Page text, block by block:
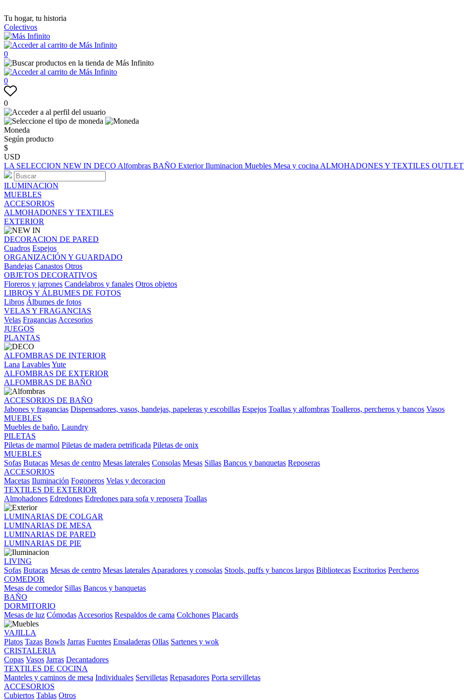
Tu hogar, tu historia
Colectivos
0
0
0
Moneda
Según producto
$
USD
LA SELECCION NEW IN DECO Alfombras BAÑO ExteriorIluminacion Muebles Mesa y cocina ALMOHADONES Y TEXTILES OUTLET
ILUMINACION
MUEBLES
ACCESORIOS
ALMOHADONES Y TEXTILES
EXTERIOR
DECORACION DE PARED
Cuadros Espejos
ORGANIZACIÓN Y GUARDADO
Bandejas Canastos Otros
OBJETOS DECORATIVOS
Floreros y jarrones Candelabros y fanales Otros objetos
LIBROS Y ÁLBUMES DE FOTOS
Libros Álbumes de fotos
VELAS Y FRAGANCIAS
Velas Fragancias Accesorios
JUEGOS
PLANTAS
ALFOMBRAS DE INTERIOR
Lana LavablesYute
ALFOMBRAS DE EXTERIOR
ALFOMBRAS DE BAÑO
ACCESORIOS DE BAÑO
Jabones y fragancias Dispensadores, vasos, bandejas, papeleras y escobillas Espejos Toallas y alfombras Toalleros, percheros y bancos Vasos
MUEBLES
Muebles de baño. Laundry
PILETAS
Piletas de marmol Piletas de madera petrificada Piletas de onix
MUEBLES
Sofas Butacas Mesas de centro Mesas laterales Consolas Mesas Sillas Bancos y banquetas Reposeras
ACCESORIOS
Macetas Iluminación Fogoneros Velas y decoracion
TEXTILES DE EXTERIOR
Almohadones Edredones Edredones para sofa y reposera Toallas
LUMINARIAS DE COLGAR
LUMINARIAS DE MESA
LUMINARIAS DE PARED
LUMINARIAS DE PIE
LIVING
Sofas Butacas Mesas de centro Mesas laterales Aparadores y consolas Stools, puffs y bancos largos Bibliotecas Escritorios Percheros
COMEDOR
Mesas de comedor Sillas Bancos y banquetas
BAÑO
DORMITORIO
Mesas de luz Cómodas Accesorios Respaldos de cama Colchones Placards
VAJILLA
Platos Tazas Bowls Jarras Fuentes Ensaladeras Ollas Sartenes y wok
CRISTALERIA
Copas Vasos Jarras Decantadores
TEXTILES DE COCINA
Manteles y caminos de mesa Individuales Servilletas Repasadores Porta servilletas
ACCESORIOS
Cubiertos Tablas Otros